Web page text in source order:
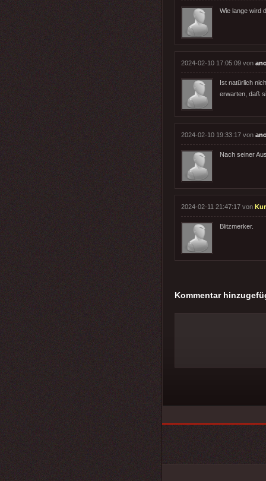
Wie lange wird
2024-02-10 17:05:09 von
Ist natürlich
erwarten, daß
2024-02-10 19:33:17 von
Nach seiner
2024-02-11 21:47:17 von
Blitzmerker.
Kommentar